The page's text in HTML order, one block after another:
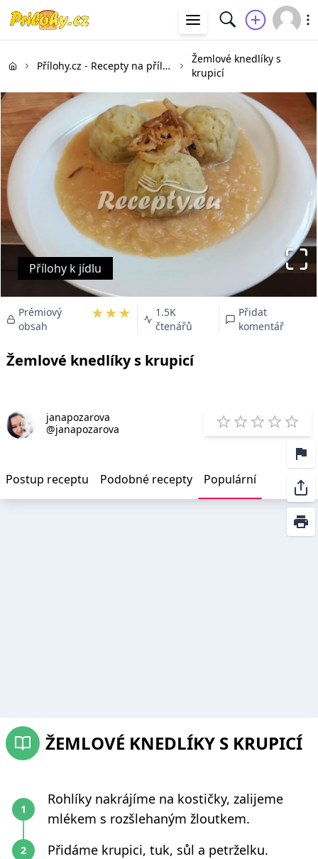
Přílohy.cz - Recepty na přílohy
Žemlové knedlíky s
krupicí
Přílohy k jídlu
Prémiový
obsah
★★★
1.5K
čtenářů
Přidat
komentář
Žemlové knedlíky s krupicí
janapozarova
@janapozarova
1 Star
2 Stars
3 Stars
4 5
Postup receptu Podobné recepty Populární
ŽEMLOVÉ KNEDLÍKY S KRUPICÍ
Rohlíky nakrájíme na kostičky, zalijeme
mlékem s rozšlehaným žloutkem.
Přidáme krupici, tuk, sůl a petrželku.